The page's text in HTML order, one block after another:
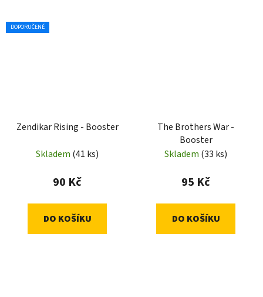
DOPORUČENÉ
Zendikar Rising - Booster
Skladem (41 ks)
90 Kč
DO KOŠÍKU
The Brothers War -
Booster
Skladem (33 ks)
95 Kč
DO KOŠÍKU